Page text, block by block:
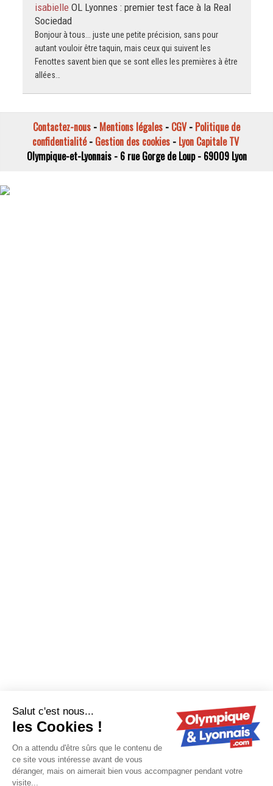
isabielle OL Lyonnes : premier test face à la Real
Sociedad
Bonjour à tous... juste une petite précision, sans pour
autant vouloir être taquin, mais ceux qui suivent les
Fenottes savent bien que se sont elles les premières à être
allées…
Contactez-nous - Mentions légales - CGV- Politique de
confidentialité- Gestion des cookies- Lyon Capitale TV
Olympique-et-Lyonnais - 6 rue Gorge de Loup - 69009 Lyon